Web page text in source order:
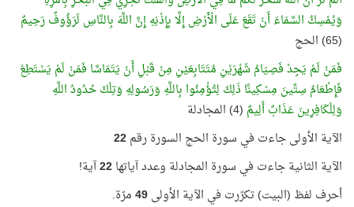
وَيُمْسِكُ السَّمَاءَ أَنْ تَقَعَ عَلَى الْأَرْضِ إِلَّا بِإِذْنِهِ إِنَّ اللَّهَ بِالنَّاسِ لَرَؤُوفٌ رَحِيمٌ
(65) الحج
فَمَنْ لَمْ يَجِدْ فَصِيَامُ شَهْرَيْنِ مُتَتَابِعَيْنِ مِنْ قَبْلِ أَنْ يَتَمَاسَّا فَمَنْ لَمْ يَسْتَطِعْ
فَإِطْعَامُ سِتِّينَ مِسْكِينًا ذَلِكَ لِتُؤْمِنُوا بِاللَّهِ وَرَسُولِهِ وَتِلْكَ حُدُودُ اللَّهِ
وَلِلْكَافِرِينَ عَذَابٌ أَلِيمٌ (4) المجادلة
الآية الأولى جاءت في سورة الحج السورة رقم22
الآية الثانية جاءت في سورة المجادلة وعدد آياتها22آية!
أحرف لفظ (البيت) تكرّرت في الآية الأولى49مرّة.